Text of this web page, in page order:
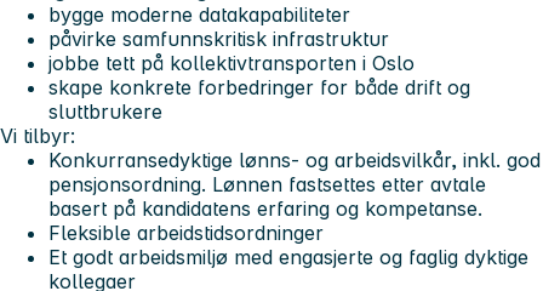
bygge moderne datakapabiliteter
påvirke samfunnskritisk infrastruktur
jobbe tett på kollektivtransporten i Oslo
skape konkrete forbedringer for både drift og
sluttbrukere
Vi tilbyr:
Konkurransedyktige lønns- og arbeidsvilkår, inkl. god
pensjonsordning. Lønnen fastsettes etter avtale
basert på kandidatens erfaring og kompetanse.
Fleksible arbeidstidsordninger
Et godt arbeidsmiljø med engasjerte og faglig dyktige
kollegaer